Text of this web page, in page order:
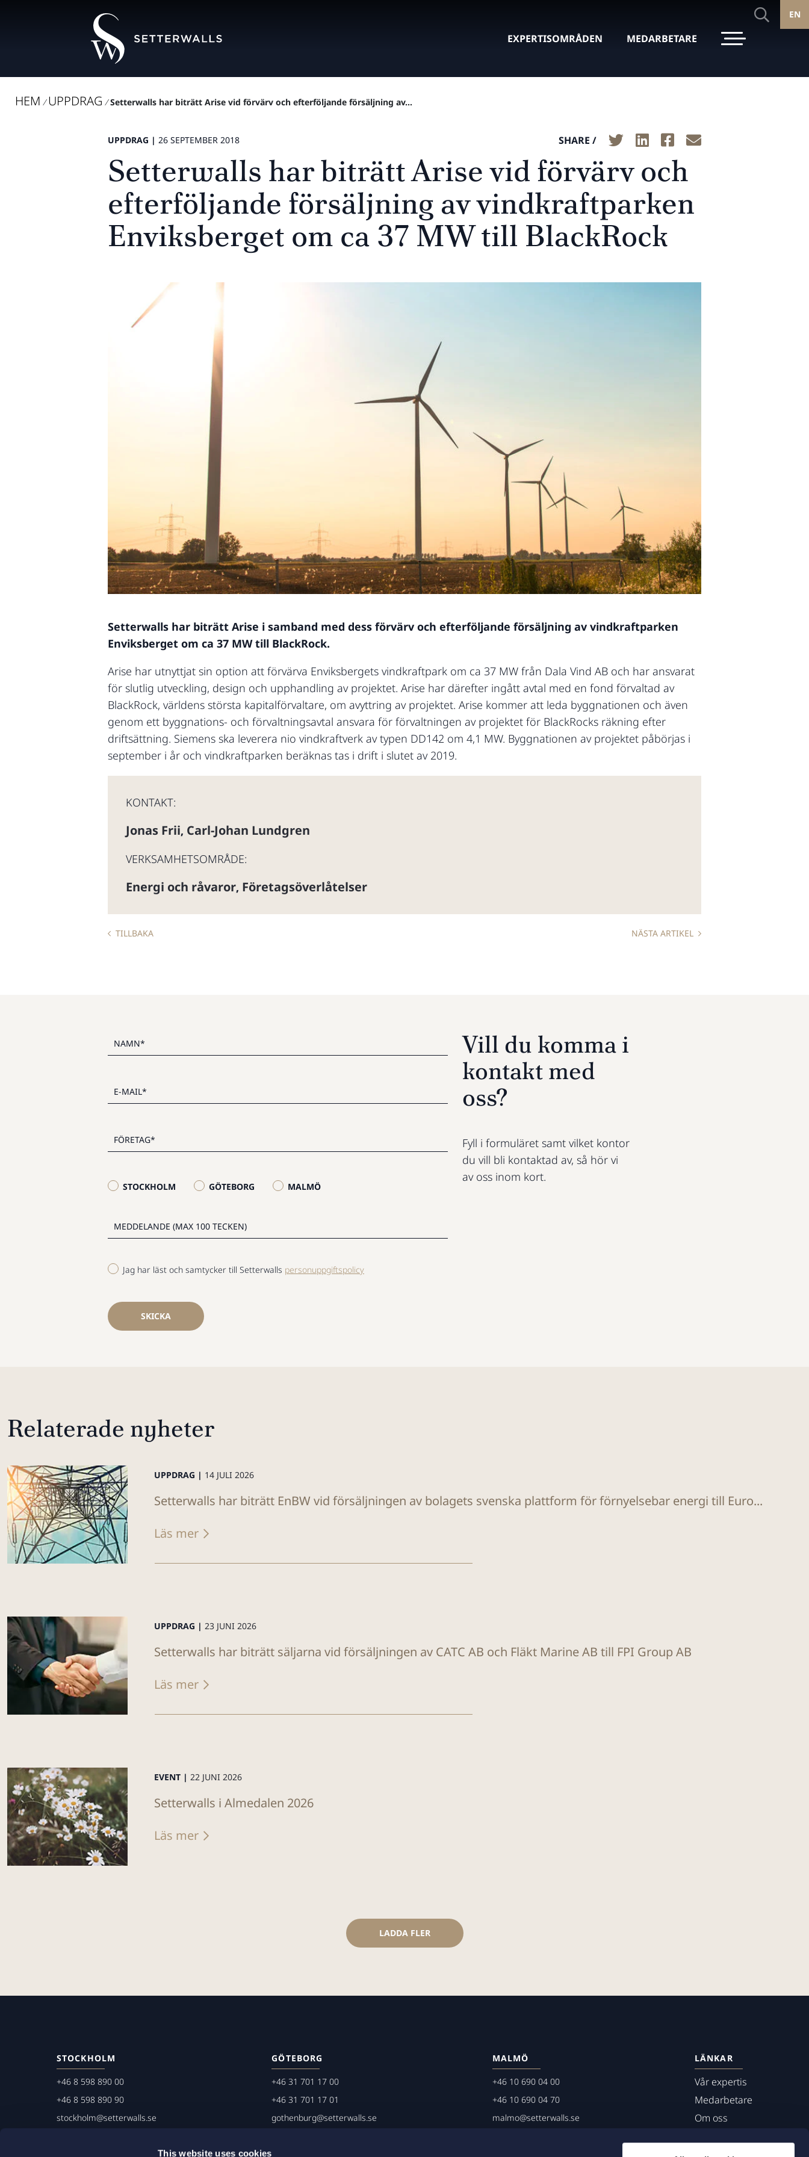
This website uses cookies
EXPERTISOMRÅDEN MEDARBETARE
EN
HEM / UPPDRAG / Setterwalls har biträtt Arise vid förvärv och efterföljande försäljning av...
UPPDRAG | 26 SEPTEMBER 2018 SHARE /
Setterwalls har biträtt Arise vid förvärv och
efterföljande försäljning av vindkraftparken
Enviksberget om ca 37 MW till BlackRock
Setterwalls har biträtt Arise i samband med dess förvärv och efterföljande försäljning av vindkraftparken
Enviksberget om ca 37 MW till BlackRock.
Arise har utnyttjat sin option att förvärva Enviksbergets vindkraftpark om ca 37 MW från Dala Vind AB och har ansvarat
för slutlig utveckling, design och upphandling av projektet. Arise har därefter ingått avtal med en fond förvaltad av
BlackRock, världens största kapitalförvaltare, om avyttring av projektet. Arise kommer att leda byggnationen och även
genom ett byggnations- och förvaltningsavtal ansvara för förvaltningen av projektet för BlackRocks räkning efter
driftsättning. Siemens ska leverera nio vindkraftverk av typen DD142 om 4,1 MW. Byggnationen av projektet påbörjas i
september i år och vindkraftparken beräknas tas i drift i slutet av 2019.
KONTAKT:
Jonas Frii, Carl-Johan Lundgren
VERKSAMHETSOMRÅDE:
Energi och råvaror, Företagsöverlåtelser
TILLBAKA NÄSTA ARTIKEL
STOCKHOLM GÖTEBORG MALMÖ
Jag har läst och samtycker till Setterwalls personuppgiftspolicy
SKICKA
Vill du komma i
kontakt med
oss?
Fyll i formuläret samt vilket kontor
du vill bli kontaktad av, så hör vi
av oss inom kort.
Relaterade nyheter
UPPDRAG | 14 JULI 2026
Setterwalls har biträtt EnBW vid försäljningen av bolagets svenska plattform för förnyelsebar energi till Euro...
Läs mer
UPPDRAG | 23 JUNI 2026
Setterwalls har biträtt säljarna vid försäljningen av CATC AB och Fläkt Marine AB till FPI Group AB
Läs mer
EVENT | 22 JUNI 2026
Setterwalls i Almedalen 2026
Läs mer
LADDA FLER
STOCKHOLM
+46 8 598 890 00
+46 8 598 890 90
stockholm@setterwalls.se
GÖTEBORG
+46 31 701 17 00
+46 31 701 17 01
gothenburg@setterwalls.se
MALMÖ
+46 10 690 04 00
+46 10 690 04 70
malmo@setterwalls.se
LÄNKAR
Vår expertis
Medarbetare
Om oss